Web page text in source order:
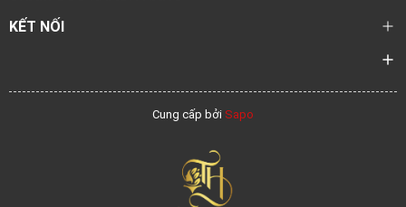
KẾT NỐI
Cung cấp bởi Sapo